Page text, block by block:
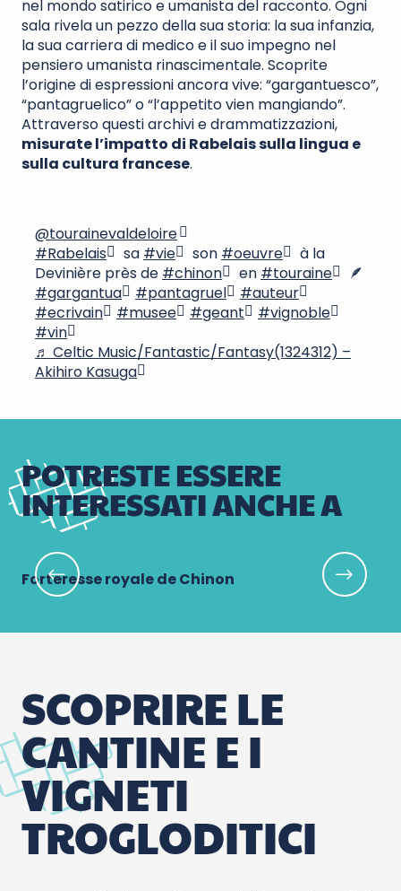
nel mondo satirico e umanista del racconto. Ogni
sala rivela un pezzo della sua storia: la sua infanzia,
la sua carriera di medico e il suo impegno nel
pensiero umanista rinascimentale. Scoprite
l’origine di espressioni ancora vive: “gargantuesco”,
“pantagruelico” o “l’appetito vien mangiando”.
Attraverso questi archivi e drammatizzazioni,
misurate l’impatto di Rabelais sulla lingua e
sulla cultura francese.
@tourainevaldeloire
#Rabelais
sa #vie son #oeuvre
à la
Devinière près de #chinon en #touraine
🪶
#gargantua
#pantagruel
#auteur
#ecrivain
#musee #geant
#vignoble
#vin
♬ Celtic Music/Fantastic/Fantasy(1324312) –
Akihiro Kasuga
POTRESTE ESSERE
INTERESSATI ANCHE A
Forteresse royale de Chinon
SCOPRIRE LE
CANTINE E I
VIGNETI
TROGLODITICI